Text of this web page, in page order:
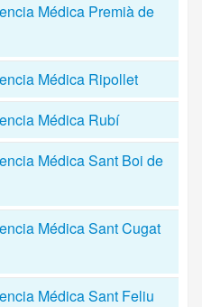
Médica Premià de
Médica Ripollet
Médica Rubí
Médica Sant Boi de
Médica Sant Cugat
Médica Sant Feliu